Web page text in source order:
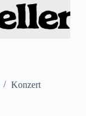
Konzert